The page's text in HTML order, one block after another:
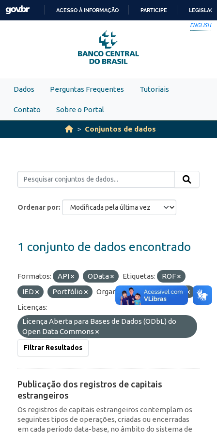
Skip to main content
PARA
O
CONTEÚDO
ACESSO À INFORMAÇÃO PARTICIPE
ENGLISH
Dados Perguntas Frequentes Tutoriais
Contato Sobre o Portal
Conjuntos de dados
Ordenar por
1 conjunto de dados encontrado
Formatos: API OData Etiquetas:
ROF
IED
Portfólio Organizações:
BCB/Dstat
Licenças:
Licença Aberta para Bases de Dados (ODbL) do
Open Data Commons
Filtrar Resultados
Publicação dos registros de capitais
estrangeiros
Os registros de capitais estrangeiros contemplam os
seguintes tipos de operações, criadas ou encerradas
em cada período data-base, no âmbito do sistema de